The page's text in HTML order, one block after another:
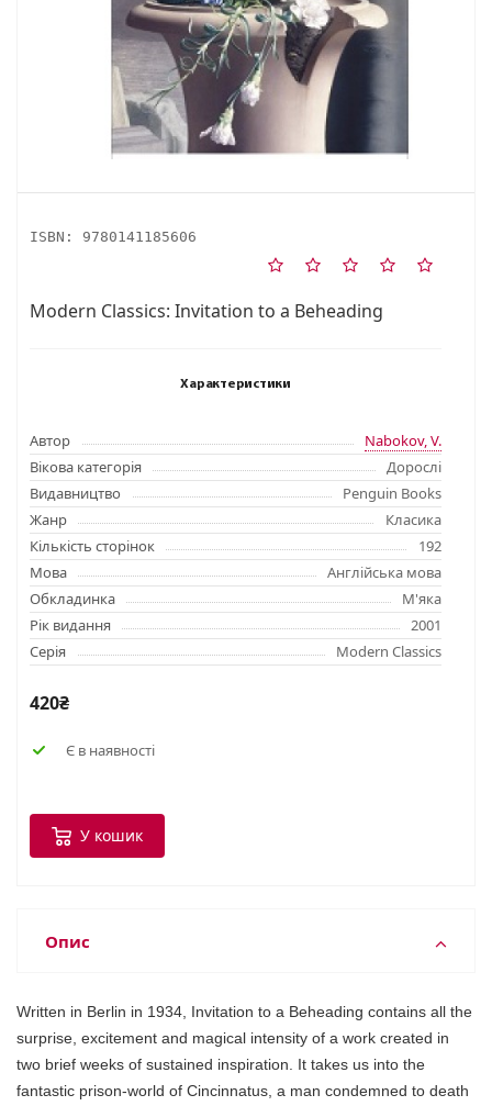
ISBN: 9780141185606
Modern Classics: Invitation to a Beheading
Характеристики
Автор
Nabokov, V.
Вікова категорія
Дорослі
Видавництво
Penguin Books
Жанр
Класика
Кількість сторінок
192
Мова
Англійська мова
Обкладинка
М'яка
Рік видання
2001
Серія
Modern Classics
420₴
Є в наявності
У кошик
Опис
Written in Berlin in 1934, Invitation to a Beheading contains all the
surprise, excitement and magical intensity of a work created in
two brief weeks of sustained inspiration. It takes us into the
fantastic prison-world of Cincinnatus, a man condemned to death